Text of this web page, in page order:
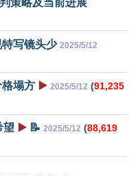
策略及当前进展
写镜头少 2025/5/12
塌方 ▶️ 2025/5/12 (91,235
望 ▶️ 📝 2025/5/12 (88,619